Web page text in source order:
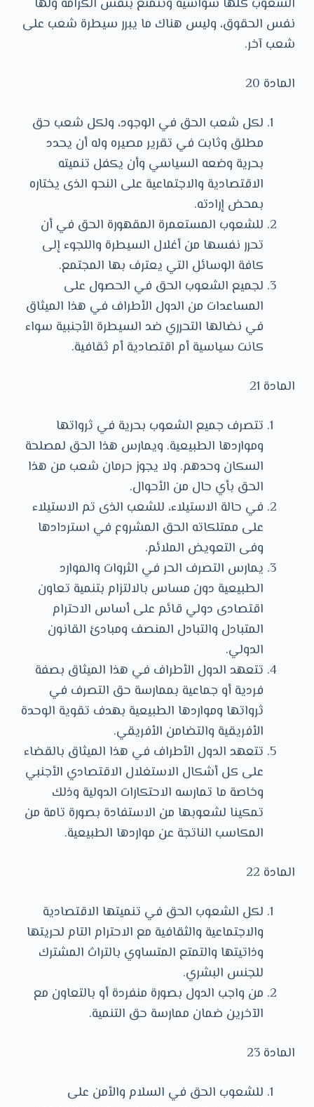
الشعوب كلها سواسية وتتمتع بنفس الكرامة ولها
نفس الحقوق، وليس هناك ما يبرر سيطرة شعب على
شعب آخر.
المادة 20
لكل شعب الحق في الوجود، ولكل شعب حق
مطلق وثابت في تقرير مصيره وله أن يحدد
بحرية وضعه السياسي وأن يكفل تنميته
الاقتصادية والاجتماعية على النحو الذى يختاره
بمحض إرادته.
للشعوب المستعمرة المقهورة الحق في أن
تحرر نفسها من أغلال السيطرة واللجوء إلى
كافة الوسائل التي يعترف بها المجتمع.
لجميع الشعوب الحق في الحصول على
المساعدات من الدول الأطراف في هذا الميثاق
في نضالها التحرري ضد السيطرة الأجنبية سواء
كانت سياسية أم اقتصادية أم ثقافية.
المادة 21
تتصرف جميع الشعوب بحرية في ثرواتها
ومواردها الطبيعية. ويمارس هذا الحق لمصلحة
السكان وحدهم. ولا يجوز حرمان شعب من هذا
الحق بأي حال من الأحوال.
في حالة الاستيلاء، للشعب الذى تم الاستيلاء
على ممتلكاته الحق المشروع في استردادها
وفى التعويض الملائم.
يمارس التصرف الحر في الثروات والموارد
الطبيعية دون مساس بالالتزام بتنمية تعاون
اقتصادى دولي قائم على أساس الاحترام
المتبادل والتبادل المنصف ومبادئ القانون
الدولي.
تتعهد الدول الأطراف في هذا الميثاق بصفة
فردية أو جماعية بممارسة حق التصرف في
ثرواتها ومواردها الطبيعية بهدف تقوية الوحدة
الأفريقية والتضامن الأفريقي.
تتعهد الدول الأطراف في هذا الميثاق بالقضاء
على كل أشكال الاستغلال الاقتصادي الأجنبي
وخاصة ما تمارسه الاحتكارات الدولية وذلك
تمكينا لشعوبها من الاستفادة بصورة تامة من
المكاسب الناتجة عن مواردها الطبيعية.
المادة 22
لكل الشعوب الحق في تنميتها الاقتصادية
والاجتماعية والثقافية مع الاحترام التام لحريتها
وذاتيتها والتمتع المتساوي بالتراث المشترك
للجنس البشري.
من واجب الدول بصورة منفردة أو بالتعاون مع
الآخرين ضمان ممارسة حق التنمية.
المادة 23
للشعوب الحق في السلام والأمن على